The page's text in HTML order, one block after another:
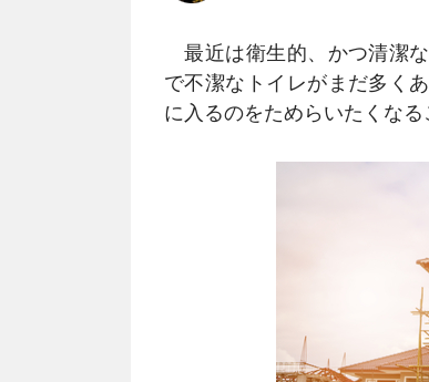
最近は衛生的、かつ清潔
で不潔なトイレがまだ多く
に入るのをためらいたくなる